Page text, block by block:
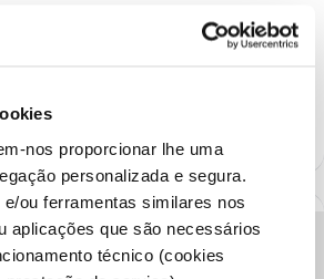
nos proporcionar lhe uma
personalizada e segura.
ou ferramentas similares nos
aplicações que são necessários
técnico (cookies
encontrar informação relevante. Marque
e faça "Like" nos melhores comentários.